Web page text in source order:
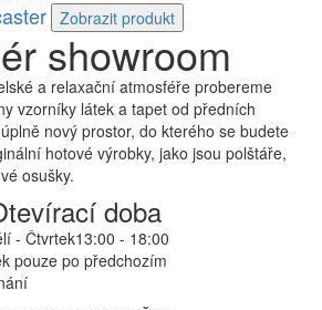
Zobrazit produkt
showroom
a relaxační atmosféře probereme
vzorníky látek a tapet od předních
nový prostor, do kterého se budete
hotové výrobky, jako jsou polštáře,
osušky.
doba
- Čtvrtek13:00 - 18:00
pouze po předchozím